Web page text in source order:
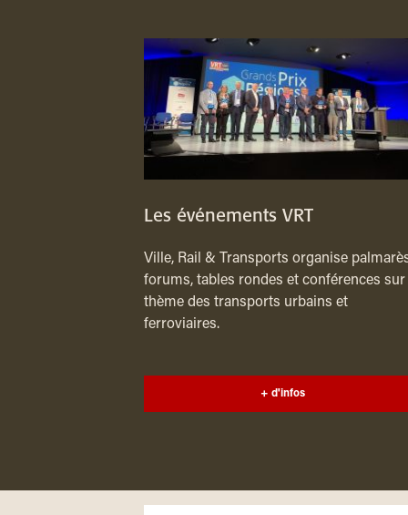
Les événements VRT
Ville, Rail & Transports organise
forums, tables rondes et conférences sur
thème des transports urbains et
ferroviaires.
+ d'infos